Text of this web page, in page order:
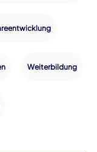
Weiterbildung